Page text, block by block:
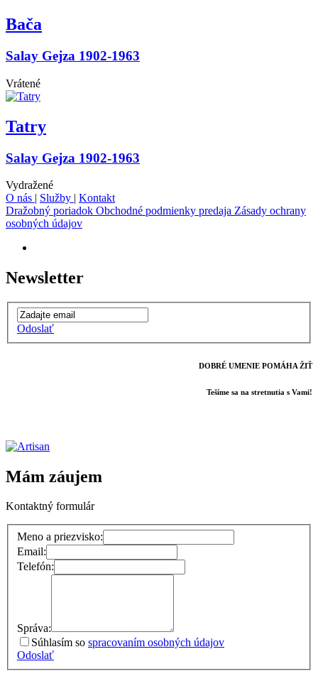
Bača
Salay Gejza 1902-1963
Vrátené
Tatry
Salay Gejza 1902-1963
Vydražené
O nás | Služby | Kontakt
Dražobný poriadok Obchodné podmienky predaja Zásady ochrany
osobných údajov
Newsletter
Odoslať
DOBRÉ UMENIE POMÁHA ŽIŤ
Tešíme sa na stretnutia s Vami!
Mám záujem
Kontaktný formulár
Meno a priezvisko:
Email:
Telefón:
Správa:
Súhlasím so spracovaním osobných údajov
Odoslať